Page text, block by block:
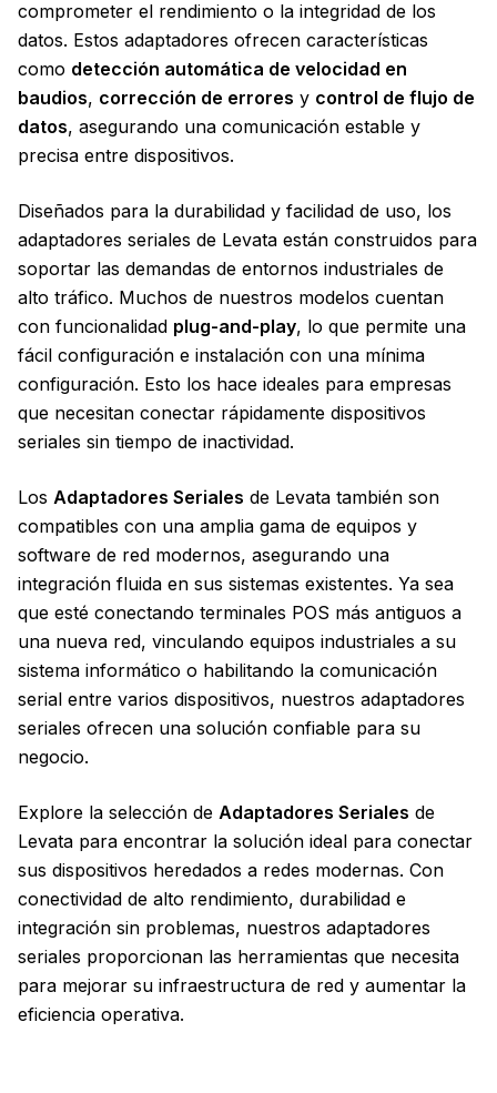
comprometer el rendimiento o la integridad de los
datos. Estos adaptadores ofrecen características
como detección automática de velocidad en
baudios, corrección de errores y control de flujo de
datos, asegurando una comunicación estable y
precisa entre dispositivos.
Diseñados para la durabilidad y facilidad de uso, los
adaptadores seriales de Levata están construidos para
soportar las demandas de entornos industriales de
alto tráfico. Muchos de nuestros modelos cuentan
con funcionalidad plug-and-play, lo que permite una
fácil configuración e instalación con una mínima
configuración. Esto los hace ideales para empresas
que necesitan conectar rápidamente dispositivos
seriales sin tiempo de inactividad.
Los Adaptadores Seriales de Levata también son
compatibles con una amplia gama de equipos y
software de red modernos, asegurando una
integración fluida en sus sistemas existentes. Ya sea
que esté conectando terminales POS más antiguos a
una nueva red, vinculando equipos industriales a su
sistema informático o habilitando la comunicación
serial entre varios dispositivos, nuestros adaptadores
seriales ofrecen una solución confiable para su
negocio.
Explore la selección de Adaptadores Seriales de
Levata para encontrar la solución ideal para conectar
sus dispositivos heredados a redes modernas. Con
conectividad de alto rendimiento, durabilidad e
integración sin problemas, nuestros adaptadores
seriales proporcionan las herramientas que necesita
para mejorar su infraestructura de red y aumentar la
eficiencia operativa.